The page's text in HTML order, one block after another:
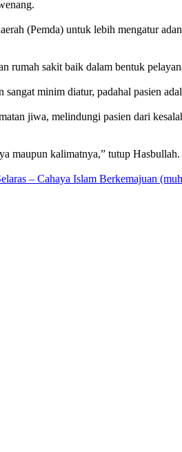
(Pemda) untuk lebih mengatur
sakit baik dalam bentuk
minim diatur, padahal pasien
jiwa, melindungi pasien dari
maupun kalimatnya,” tutup
– Cahaya Islam Berkemajuan